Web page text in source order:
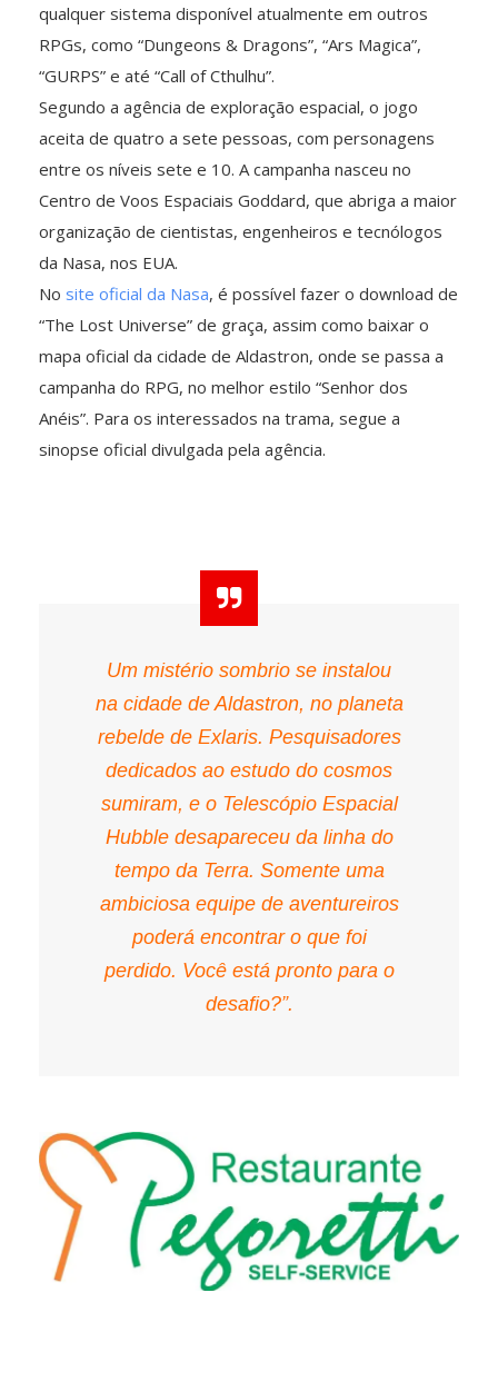
qualquer sistema disponível atualmente em outros
RPGs, como “Dungeons & Dragons”, “Ars Magica”,
“GURPS” e até “Call of Cthulhu”.
Segundo a agência de exploração espacial, o jogo
aceita de quatro a sete pessoas, com personagens
entre os níveis sete e 10. A campanha nasceu no
Centro de Voos Espaciais Goddard, que abriga a maior
organização de cientistas, engenheiros e tecnólogos
da Nasa, nos EUA.
No site oficial da Nasa, é possível fazer o download de
“The Lost Universe” de graça, assim como baixar o
mapa oficial da cidade de Aldastron, onde se passa a
campanha do RPG, no melhor estilo “Senhor dos
Anéis”. Para os interessados na trama, segue a
sinopse oficial divulgada pela agência.
Um mistério sombrio se instalou
na cidade de Aldastron, no planeta
rebelde de Exlaris. Pesquisadores
dedicados ao estudo do cosmos
sumiram, e o Telescópio Espacial
Hubble desapareceu da linha do
tempo da Terra. Somente uma
ambiciosa equipe de aventureiros
poderá encontrar o que foi
perdido. Você está pronto para o
desafio?”.